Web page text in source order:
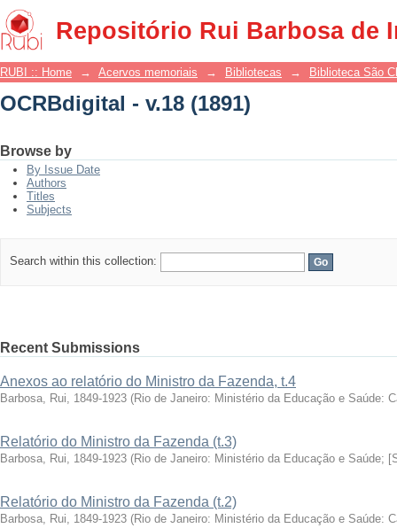
Repositório Rui Barbosa de
OCRBdigital - v.18 (1891)
RUBI :: Home → Acervos memoriais → Bibliotecas → Biblioteca São
OCRBdigital - v.18 (1891)
Browse by
By Issue Date
Authors
Titles
Subjects
Search within this collection:
Recent Submissions
Anexos ao relatório do Ministro da Fazenda, t.4
Barbosa, Rui, 1849-1923 (Rio de Janeiro: Ministério da Educação e Saúde:
Relatório do Ministro da Fazenda (t.3)
Barbosa, Rui, 1849-1923 (Rio de Janeiro: Ministério da Educação e Saúde;
Relatório do Ministro da Fazenda (t.2)
Barbosa, Rui, 1849-1923 (Rio de Janeiro: Ministério da Educação e Saúde: